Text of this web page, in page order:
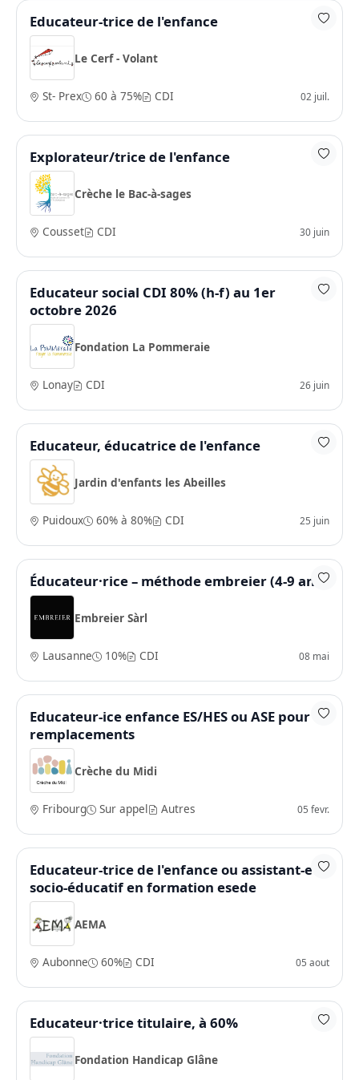
Educateur-trice de l'enfance
Le Cerf - Volant
St- Prex 60 à 75% CDI 02 juil.
Explorateur/trice de l'enfance
Crèche le Bac-à-sages
Cousset CDI 30 juin
Educateur social CDI 80% (h-f) au 1er
octobre 2026
Fondation La Pommeraie
Lonay CDI 26 juin
Educateur, éducatrice de l'enfance
Jardin d'enfants les Abeilles
Puidoux 60% à 80% CDI 25 juin
Éducateur·rice – méthode embreier (4-9 ans)
Embreier Sàrl
Lausanne 10% CDI 08 mai
Educateur-ice enfance ES/HES ou ASE pour
remplacements
Crèche du Midi
Fribourg Sur appel Autres 05 fevr.
Educateur-trice de l'enfance ou assistant-e
socio-éducatif en formation esede
AEMA
Aubonne 60% CDI 05 aout
Educateur·trice titulaire, à 60%
Fondation Handicap Glâne